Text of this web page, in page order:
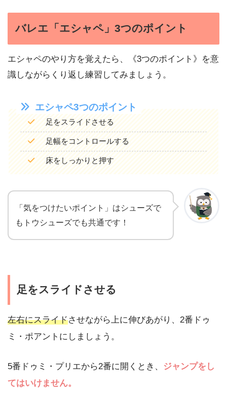
バレエ「エシャペ」3つのポイント
エシャペのやり方を覚えたら、《3つのポイント》を意
識しながらくり返し練習してみましょう。
エシャペ3つのポイント
足をスライドさせる
足幅をコントロールする
床をしっかりと押す
「気をつけたいポイント」はシューズで
もトウシューズでも共通です！
足をスライドさせる
左右にスライドさせながら上に伸びあがり、2番ドゥ
ミ・ポアントにしましょう。
5番ドゥミ・プリエから2番に開くとき、
ジャンプをし
てはいけません。